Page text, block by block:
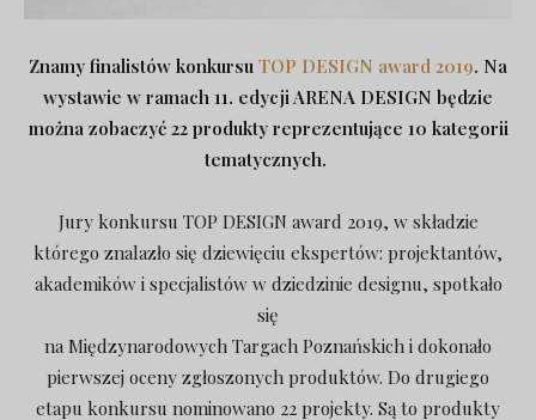
Znamy finalistów konkursu TOP DESIGN award 2019. Na
wystawie w ramach 11. edycji ARENA DESIGN będzie
można zobaczyć 22 produkty reprezentujące 10 kategorii
tematycznych.
Jury konkursu TOP DESIGN award 2019, w składzie
którego znalazło się dziewięciu ekspertów: projektantów,
akademików i specjalistów w dziedzinie designu, spotkało
się
na Międzynarodowych Targach Poznańskich i dokonało
pierwszej oceny zgłoszonych produktów. Do drugiego
etapu konkursu nominowano 22 projekty. Są to produkty